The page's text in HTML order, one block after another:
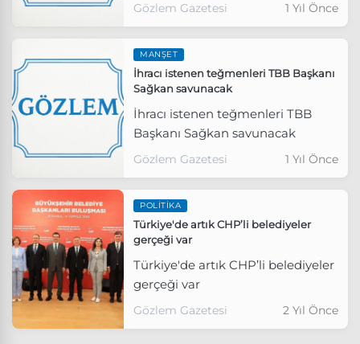
Gözlem Gazetesi 1 Yıl Önce
MANŞET
İhracı istenen teğmenleri TBB Başkanı
Sağkan savunacak
İhracı istenen teğmenleri TBB
Başkanı Sağkan savunacak
Gözlem Gazetesi 1 Yıl Önce
POLITIKA
Türkiye'de artık CHP’li belediyeler
gerçeği var
Türkiye'de artık CHP’li belediyeler
gerçeği var
Gözlem Gazetesi 2 Yıl Önce